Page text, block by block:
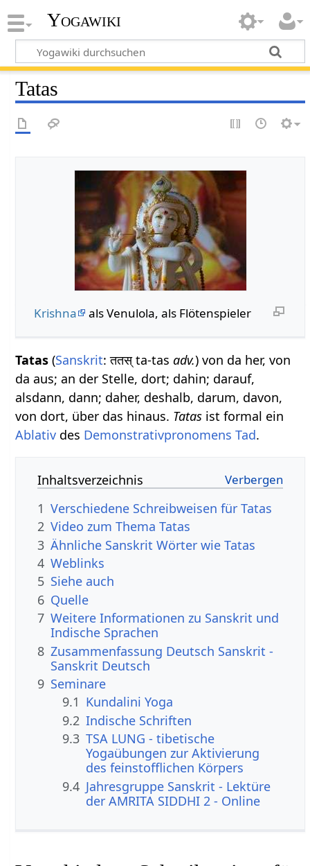
Yogawiki
Tatas
Krishna als Venulola, als Flötenspieler
Tatas (Sanskrit: ततस् ta-tasadv.) von da her, von
da aus; an der Stelle, dort; dahin; darauf,
alsdann, dann; daher, deshalb, darum, davon,
von dort, über das hinaus. Tatas ist formal ein
Ablativ des Demonstrativpronomens Tad.
Inhaltsverzeichnis
1 Verschiedene Schreibweisen für Tatas
2 Video zum Thema Tatas
3 Ähnliche Sanskrit Wörter wie Tatas
4 Weblinks
5 Siehe auch
6 Quelle
7 Weitere Informationen zu Sanskrit und
Indische Sprachen
8 Zusammenfassung Deutsch Sanskrit -
Sanskrit Deutsch
9 Seminare
9.1 Kundalini Yoga
9.2 Indische Schriften
9.3 TSA LUNG - tibetische
Yogaübungen zur Aktivierung
des feinstofflichen Körpers
9.4 Jahresgruppe Sanskrit - Lektüre
der AMRITA SIDDHI 2 - Online